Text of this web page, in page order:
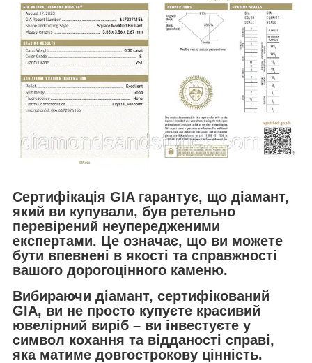
Сертифікація GIA гарантує, що діамант,
який ви купували, був ретельно
перевірений неупередженими
експертами. Це означає, що ви можете
бути впевнені в якості та справжності
вашого дорогоцінного каменю.
Вибираючи діамант, сертифікований
GIA, ви не просто купуєте красивий
ювелірний виріб – ви інвестуєте у
символ кохання та відданості справі,
яка матиме довгострокову цінність.